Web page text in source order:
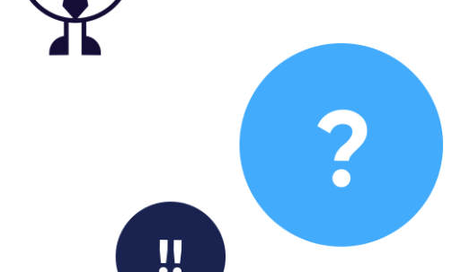
Anna Xavier
It took about two weeks to come but it was as
described. The phone was originally from France and
The phone was in very good condition, no scratches at
all. But the battery was not original.